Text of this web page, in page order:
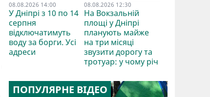
08.08.2026 14:00
У Дніпрі з 10 по 14
серпня
відключатимуть
воду за борги. Усі
адреси
08.08.2026 12:30
На Вокзальній
площі у Дніпрі
планують майже
на три місяці
звузити дорогу та
тротуар: у чому річ
ПОПУЛЯРНЕ ВІДЕО